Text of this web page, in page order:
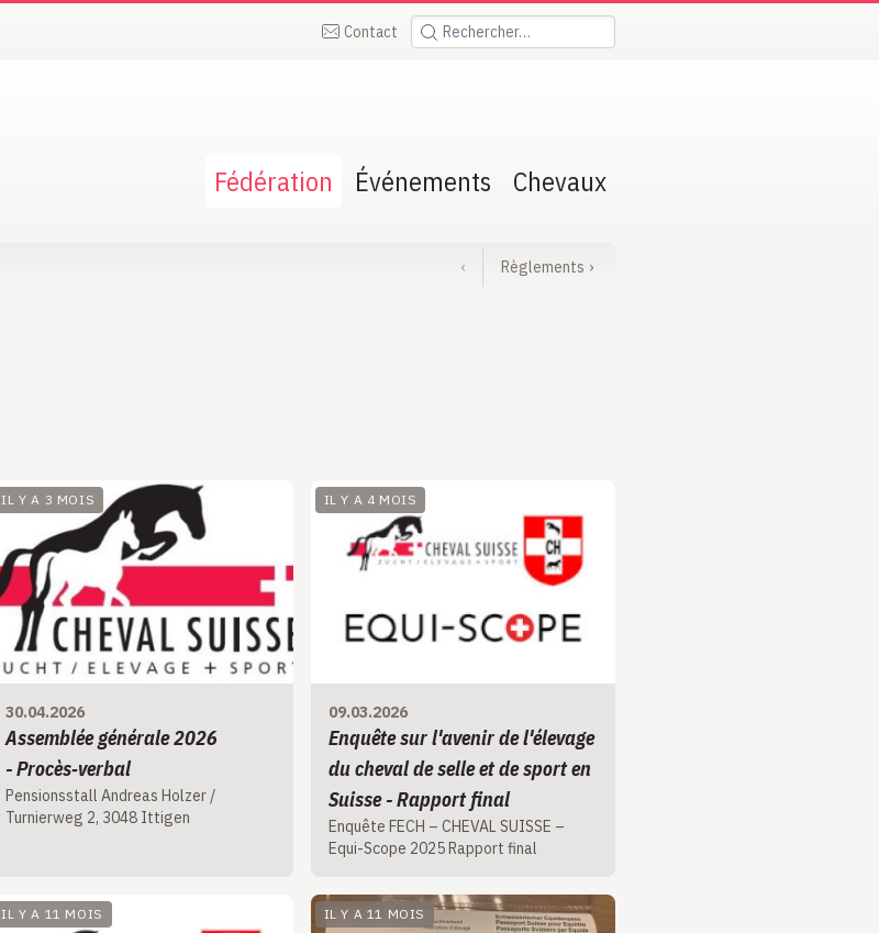
Contact Rechercher:
Fédération Événements Chevaux
‹ Règlements ›
IL Y A 3 MOIS
30.04.2026
Assemblée générale 2026
- Procès‑verbal
Pensionsstall Andreas Holzer /
Turnierweg 2, 3048 Ittigen
IL Y A 4 MOIS
09.03.2026
Enquête sur l'avenir de l'élevage
du cheval de selle et de sport en
Suisse - Rapport final
Enquête FECH – CHEVAL SUISSE –
Equi-Scope 2025 Rapport final
IL Y A 11 MOIS IL Y A 11 MOIS